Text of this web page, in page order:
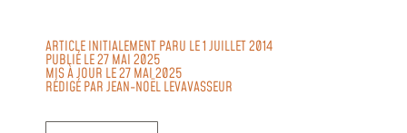
ARTICLE INITIALEMENT PARU LE 1 JUILLET 2014
PUBLIÉ LE 27 MAI 2025
MIS À JOUR LE 27 MAI 2025
RÉDIGÉ PARJEAN-NOËL LEVAVASSEUR